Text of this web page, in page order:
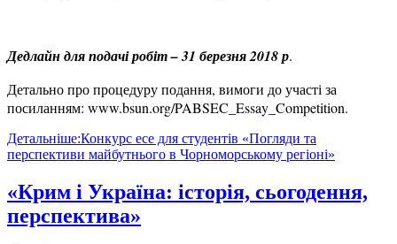
Дедлайн для подачі робіт – 31 березня 2018 р.
Детально про процедуру подання, вимоги до участі за
посиланням: www.bsun.org/PABSEC_Essay_Competition.
Детальніше:Конкурс есе для студентів «Погляди та
перспективи майбутнього в Чорноморському регіоні»
«Крим і Україна: історія, сьогодення,
перспектива»